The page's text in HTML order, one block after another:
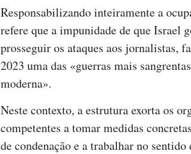
Responsabilizando inteiramente a
refere que a impunidade de que Israel
prosseguir os ataques aos jornalistas,
2023 uma das «guerras mais
moderna».
Neste contexto, a estrutura exorta os
competentes a tomar medidas
de condenação e a trabalhar no